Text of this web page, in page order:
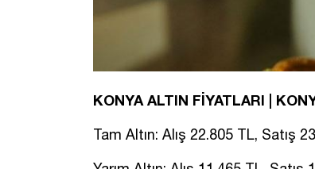
KONYA ALTIN FİYATLARI |
Tam Altın: Alış 22.805 TL, Satış